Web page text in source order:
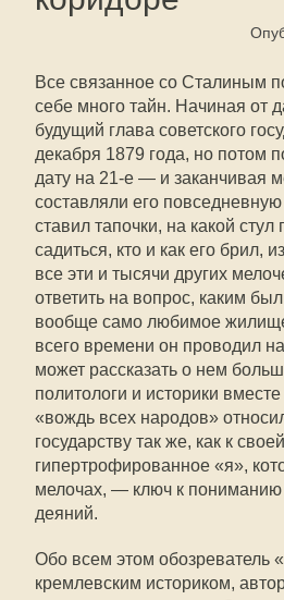
Все связанное со Сталиным
себе много тайн. Начиная от
будущий глава советского
декабря 1879 года, но потом
дату на 21-е — и заканчивая
составляли его
ставил тапочки, на какой стул
садиться, кто и как его брил,
все эти и тысячи других
ответить на вопрос, каким
вообще само любимое
всего времени он проводил
может рассказать о нем
политологи и историки
«вождь всех народов»
государству так же, как к
гипертрофированное «я»,
мелочах, — ключ к пониманию
деяний.
Обо всем этом обозреватель
кремлевским историком,